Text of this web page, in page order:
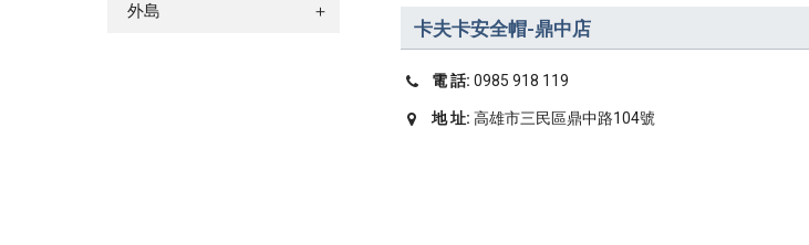
外島 ＋
卡夫卡安全帽-鼎中店
電 話: 0985 918 119
地 址: 高雄市三民區鼎中路104號